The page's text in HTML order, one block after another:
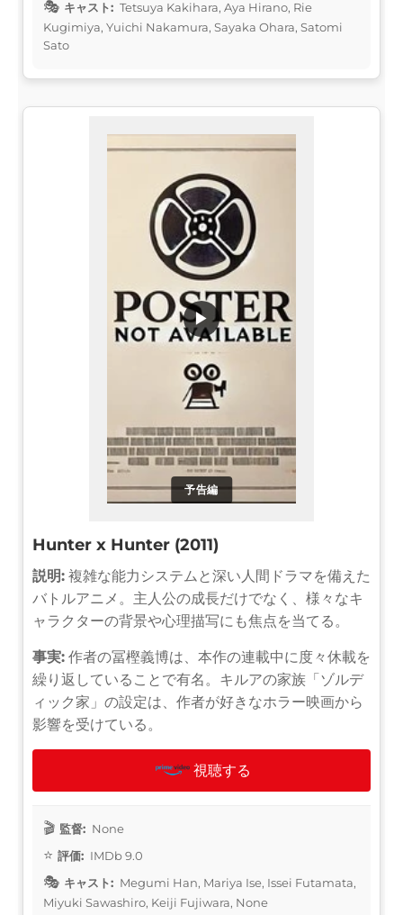
キャスト: Tetsuya Kakihara, Aya Hirano, Rie
Kugimiya, Yuichi Nakamura, Sayaka Ohara, Satomi
Sato
予告編
▶
Hunter x Hunter (2011)
説明: 複雑な能力システムと深い人間ドラマを備えた
バトルアニメ。主人公の成長だけでなく、様々なキ
ャラクターの背景や心理描写にも焦点を当てる。
事実: 作者の冨樫義博は、本作の連載中に度々休載を
繰り返していることで有名。キルアの家族「ゾルデ
ィック家」の設定は、作者が好きなホラー映画から
影響を受けている。
視聴する
監督: None
評価: IMDb 9.0
キャスト: Megumi Han, Mariya Ise, Issei Futamata,
Miyuki Sawashiro, Keiji Fujiwara, None